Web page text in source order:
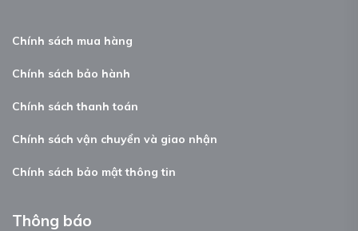
Chính sách mua hàng
Chính sách bảo hành
Chính sách thanh toán
Chính sách vận chuyển và giao nhận
Chính sách bảo mật thông tin
Thông báo